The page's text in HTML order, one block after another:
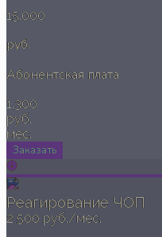
15,000
руб.
Абонентская плата
1,300
руб.
мес.
Заказать
Реагирование ЧОП
2 500 руб./мес.